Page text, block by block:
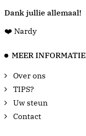
Dank jullie allemaal!
❤️ Nardy
MEER INFORMATIE
Over ons
TIPS?
Uw steun
Contact